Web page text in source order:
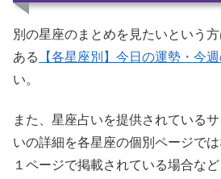
別の星座のまとめを見たいという
ある
【各星座別】今日の運勢・今
い。
また、星座占いを提供されている
いの詳細を各星座の個別ページで
１ページで掲載されている場合など